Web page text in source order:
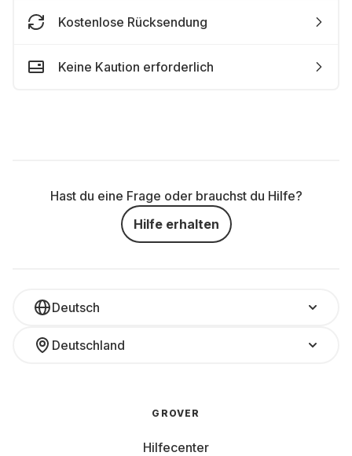
Kostenlose Rücksendung
Keine Kaution erforderlich
Hast du eine Frage oder brauchst du Hilfe?
Hilfe erhalten
Deutsch
Deutschland
GROVER
Hilfecenter